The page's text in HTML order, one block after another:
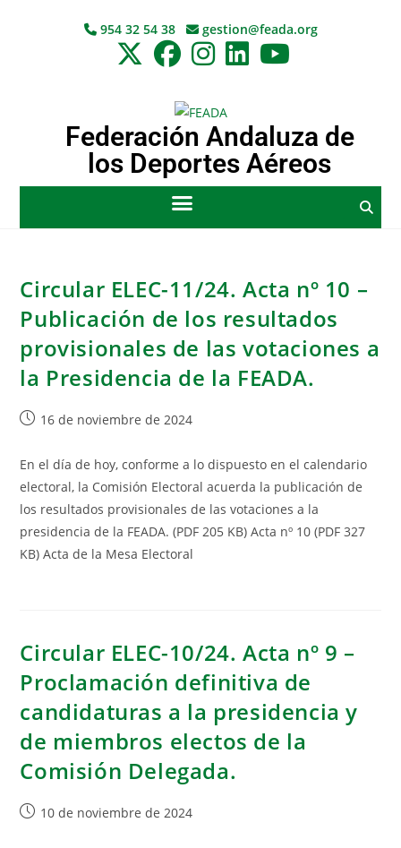
954 32 54 38 gestion@feada.org
Federación Andaluza de
los Deportes Aéreos
Circular ELEC-11/24. Acta nº 10 –
Publicación de los resultados
provisionales de las votaciones a
la Presidencia de la FEADA.
16 de noviembre de 2024
En el día de hoy, conforme a lo dispuesto en el calendario
electoral, la Comisión Electoral acuerda la publicación de
los resultados provisionales de las votaciones a la
presidencia de la FEADA. (PDF 205 KB) Acta nº 10 (PDF 327
KB) Acta de la Mesa Electoral
Circular ELEC-10/24. Acta nº 9 –
Proclamación definitiva de
candidaturas a la presidencia y
de miembros electos de la
Comisión Delegada.
10 de noviembre de 2024